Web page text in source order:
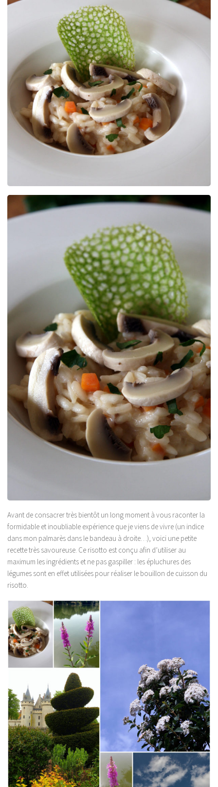
Avant de consacrer très bientôt un long moment à vous raconter la
formidable et inoubliable expérience que je viens de vivre (un indice
dans mon palmarès dans le bandeau à droite…), voici une petite
recette très savoureuse. Ce risotto est conçu afin d’utiliser au
maximum les ingrédients et ne pas gaspiller : les épluchures des
légumes sont en effet utilisées pour réaliser le bouillon de cuisson du
risotto.